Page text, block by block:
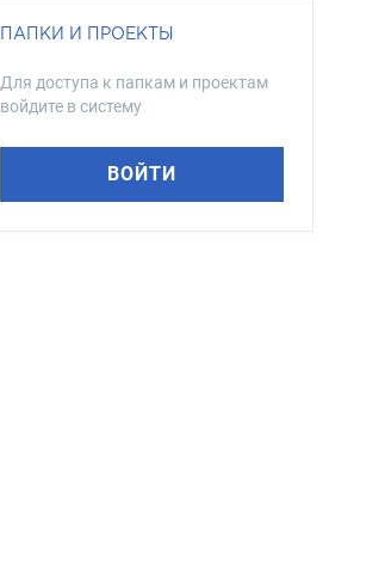
ПАПКИ И ПРОЕКТЫ
Для доступа к папкам и проектам
войдите в систему
ВОЙТИ